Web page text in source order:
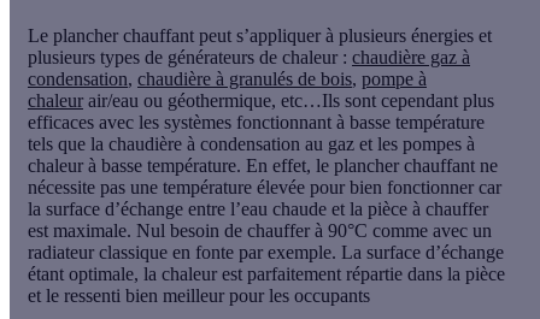
Le plancher chauffant peut s’appliquer à plusieurs énergies et
plusieurs types de générateurs de chaleur : chaudière gaz à
condensation, chaudière à granulés de bois, pompe à
chaleur air/eau ou géothermique, etc…Ils sont cependant plus
efficaces avec les systèmes fonctionnant à basse température
tels que la chaudière à condensation au gaz et les pompes à
chaleur à basse température. En effet, le plancher chauffant ne
nécessite pas une température élevée pour bien fonctionner car
la surface d’échange entre l’eau chaude et la pièce à chauffer
est maximale. Nul besoin de chauffer à 90°C comme avec un
radiateur classique en fonte par exemple. La surface d’échange
étant optimale, la chaleur est parfaitement répartie dans la pièce
et le ressenti bien meilleur pour les occupants